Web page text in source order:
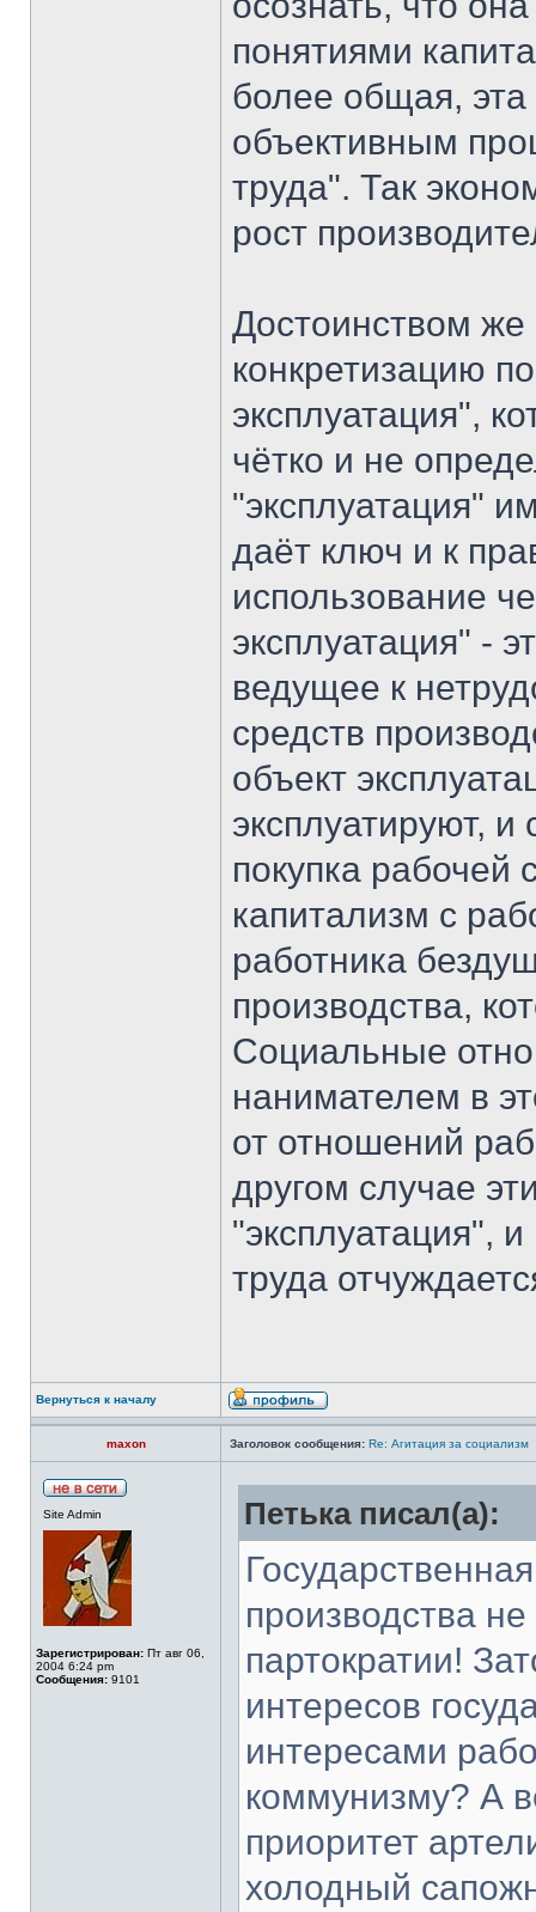
понятиями
более общая,
объективным
труда". Так
рост
Достоинством
конкретизацию
эксплуатация",
чётко и не
"эксплуатация"
даёт ключ и к
использование
эксплуатация" -
ведущее к
средств
объект
эксплуатируют,
покупка рабочей
капитализм с
работника
производства,
Социальные
нанимателем в
от отношений
другом случае
"эксплуатация",
труда
Вернуться к началу
maxon Заголовок сообщения: Re: Агитация за социализм
Site Admin
Зарегистрирован: Пт авг 06,
2004 6:24 pm
Сообщения: 9101
Петька писал(а):
производства
партократии!
интересов
интересами
коммунизму? А
приоритет
холодный